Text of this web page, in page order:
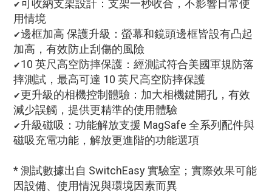
✔ 可收納支架設計：支架一秒收合，不影響日常使
用情境
✔邊框加高 保護升級：螢幕和鏡頭邊框皆設有凸起
加高，有效防止刮傷的風險
✔10 英尺高空防摔保護：經測試符合美國軍規防落
摔測試，最高可達 10 英尺高空防摔保護
✔更升級的相機控制體驗：加大相機鍵開孔，有效
減少誤觸，提供更精準的使用體驗
✔升級磁吸：功能解放支援 MagSafe 全系列配件與
磁吸充電功能，解放更進階的功能選項
* 測試數據出自 SwitchEasy 實驗室；實際效果可能
因設備、使用情況與環境因素而異